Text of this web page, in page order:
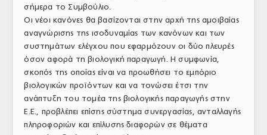
ΕΜΠΟΡΙΚΟΙ ΑΝΤΙΠΡΟΣΩΠΟΙ
ΝΟΜΟΘΕΣΙΑ
ΕΛΛΗΝΙΚΗ ΝΟΜΟΘΕΣΙΑ
ΕΥΡΩΠΑΪΚΗ ΝΟΜΟΘΕΣΙΑ
ΤΟ ΠΕΡΙΟΔΙΚΟ
Profile
σήμερα το Συμβούλιο.
Οι νέοι κανόνες θα βασίζονται στην αρχή της αμοιβαίας
αναγνώρισης της ισοδυναμίας των κανόνων και των
συστημάτων ελέγχου που εφαρμόζουν οι δύο πλευρές
όσον αφορά τη βιολογική παραγωγή. Η συμφωνία,
σκοπός της οποίας είναι να προωθήσει το εμπόριο
βιολογικών προϊόντων και να τονώσει έτσι την
ανάπτυξη του τομέα της βιολογικής παραγωγής στην
Ε.Ε., προβλέπει επίσης σύστημα συνεργασίας, ανταλλαγής
πληροφοριών και επίλυσης διαφορών σε θέματα